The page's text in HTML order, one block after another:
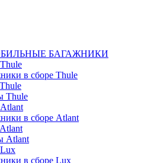
БАГАЖНИКИ
в сборе Thule
Thule
в сборе Atlant
Atlant
в сборе Lux